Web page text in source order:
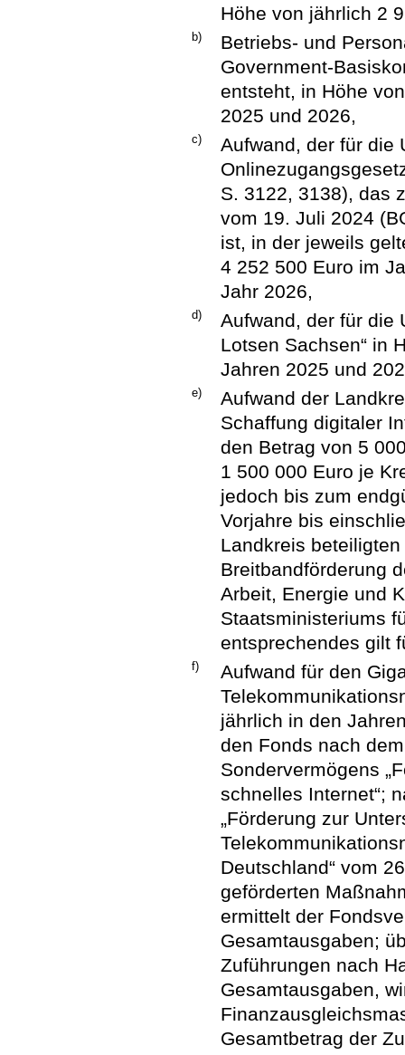
Höhe von jährlich 2
b)
Betriebs- und
Government-
entsteht, in Höhe
2025 und 2026,
c)
Aufwand, der für die
S. 3122, 3138), das
vom 19. Juli 2024
ist, in der jeweils
4 252 500 Euro im
Jahr 2026,
d)
Aufwand, der für die
Lotsen Sachsen“ in
Jahren 2025 und
e)
Aufwand der
Schaffung digitaler
den Betrag von 5
1 500 000 Euro je
jedoch bis zum
Vorjahre bis
Landkreis
Breitbandförderung
Arbeit, Energie und
Staatsministeriums
entsprechendes gilt
f)
Aufwand für den
jährlich in den
den Fonds nach
Sondervermögens
schnelles Internet“;
„Förderung zur
Deutschland“ vom
geförderten
ermittelt der
Gesamtausgaben;
Zuführungen nach
Gesamtausgaben,
Gesamtbetrag der